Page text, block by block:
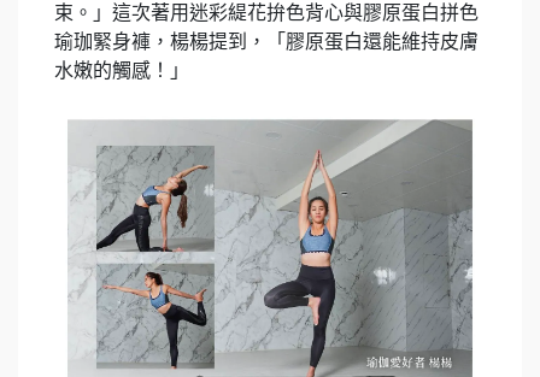
束。」這次著用迷彩緹花拚色背心與膠原蛋白拼色
瑜珈緊身褲，楊楊提到，「膠原蛋白還能維持皮膚
水嫩的觸感！」